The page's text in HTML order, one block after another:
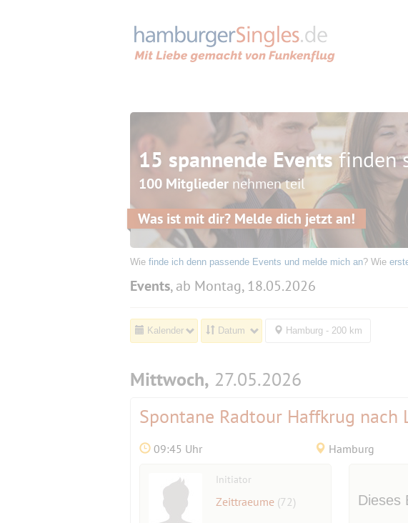
15 spannende Eventsfinden
100 Mitglieder nehmen teil
Was ist mit dir? Melde dich jetzt an!
Wie finde ich denn passende Events und melde mich an? Wie
Events, ab Montag, 18.05.2026
Kalender Datum Hamburg - 200 km
Mittwoch, 27.05.2026
Spontane Radtour Haffkrug nach
09:45 Uhr Hamburg
Initiator
Zeittraeume (72) Dieses